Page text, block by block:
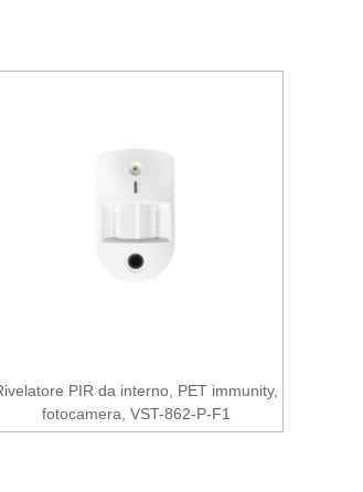
PIR da interno, PET immunity,
fotocamera, VST-862-P-F1